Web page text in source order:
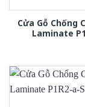
Cửa Gỗ Chống
Laminate